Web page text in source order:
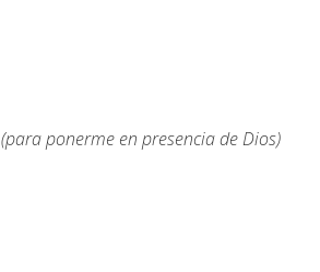
(para ponerme en presencia de Dios)